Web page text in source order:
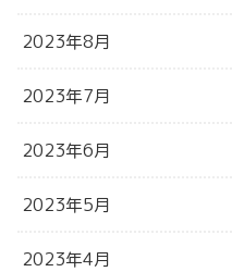
2023年8月
2023年7月
2023年6月
2023年5月
2023年4月